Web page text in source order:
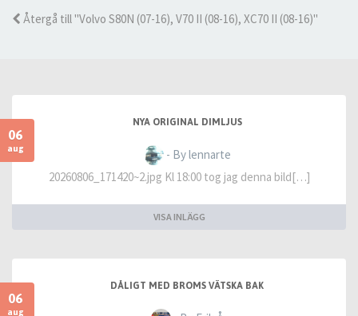
Återgå till "Volvo S80N (07-16), V70 II (08-16), XC70 II (08-16)"
06
aug
NYA ORIGINAL DIMLJUS
- By lennarte
20260806_171420~2.jpg Kl 18:00 tog jag denna bild[…]
VISA INLÄGG
06
aug
DÅLIGT MED BROMS VÄTSKA BAK